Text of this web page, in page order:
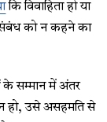
कि विवाहिता हो या
संबंध को न कहने का
के सम्मान में अंतर
न हो, उसे असहमति से